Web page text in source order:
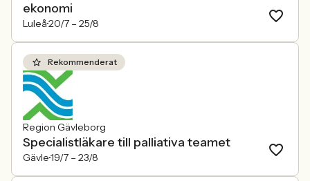
ekonomi
Luleå20/7 – 25/8
Rekommenderat
Region Gävleborg
Specialistläkare till palliativa teamet
Gävle19/7 – 23/8